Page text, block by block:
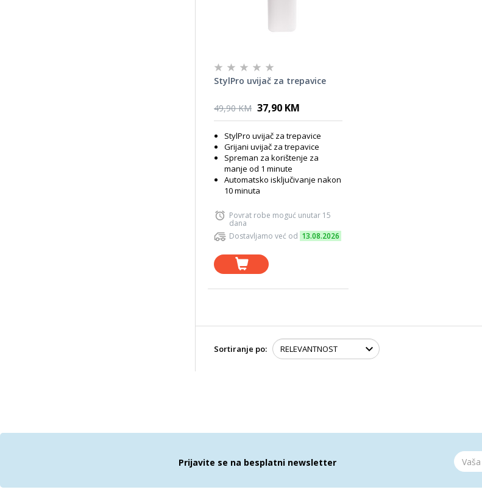
StylPro uvijač za trepavice
49,90 KM 37,90 KM
StylPro uvijač za trepavice
Grijani uvijač za trepavice
Spreman za korištenje za
manje od 1 minute
Automatsko isključivanje nakon
10 minuta
Povrat robe moguć unutar 15
dana
Dostavljamo već od 13.08.2026
Sortiranje po:
Prijavite se na besplatni newsletter